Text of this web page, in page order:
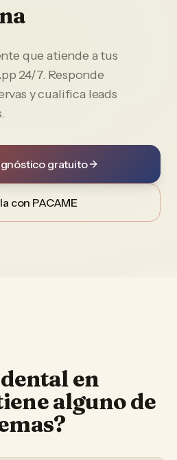
que atiende a tus
24/7. Responde
y cualifica leads
gratuito
con PACAME
en
alguno de